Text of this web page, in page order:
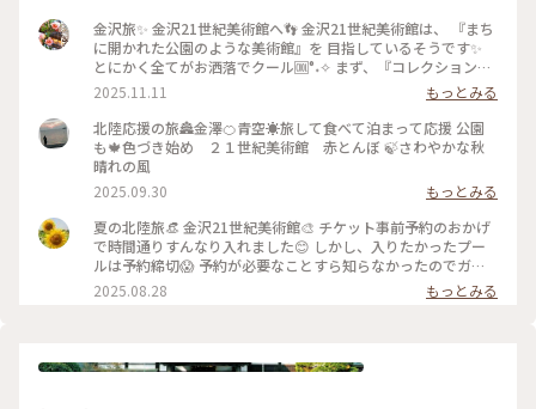
金沢旅✨ 金沢21世紀美術館へ👣 金沢21世紀美術館は、 『まち
に開かれた公園のような美術館』を 目指しているそうです✨
とにかく全てがお洒落でクール🆒°˖✧ まず、『コレクション展
2 文字の可能性』を鑑賞。 現代アート作品における「文字」
の表現に 焦点を当てて、文字が持つ可能性を 絵画、版画、
書、陶芸、映像など 様々な形式の作品を通して探求していま
す。 文字に関して多角的な視点から見た作品の数々、 こうい
う見方もあるんだ！と とても興味深かったです✨ また、
『SIDE CORE Living road, Living space / 生きている道、生き
るための場所』も鑑賞。 これは、アートチームSIDE COREの
展覧会で、 「道」や「移動」をテーマに、 ストリートカルチ
ャーの視点から 「異なる場所をつなぐ表現」、 「生きるため
の場所」を 美術館の中に創出することを目指しているそう✨
様々な角度から道や移動を見ている作品、 一体感もあってと
っても面白かったです！ 一日中いても楽しめる とっても素敵
所』 2025年10月18日(土) - 2026年3月15日(日) #金沢21世紀
2025.11.11
もっとみる
北陸応援の旅🏯金澤🍊青空☀️旅して食べて泊まって応援 公園
も🍁色づき始め ２１世紀美術館 赤とんぼ 🍃さわやかな秋
晴れの風
2025.09.30
もっとみる
夏の北陸旅👒 金沢21世紀美術館🎨‎ チケット事前予約のおかげ
で時間通りすんなり入れました😊 しかし、入りたかったプー
ルは予約締切😱 予約が必要なことすら知らなかったのでガッ
カリ💧 そうですよね、人気の美術館ですものね… そして雨の
ため、屋外でプールを上から覗くのも中止になっていました💧
み、上から覗くプールが見られるようになり急いで見学！ も
2025.08.28 もっとみる